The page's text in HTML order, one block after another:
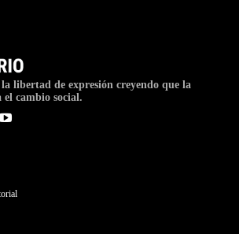
libertad de expresión creyendo que la
cambio social.